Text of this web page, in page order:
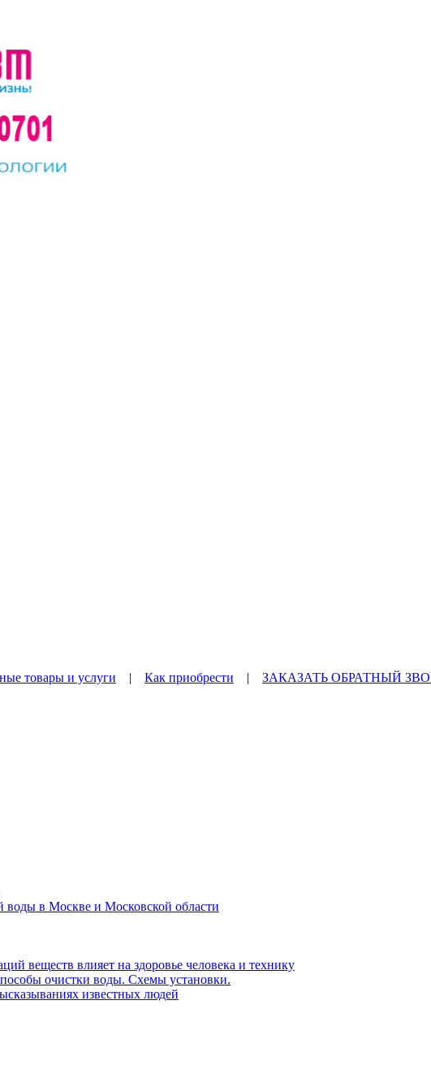
товары и услуги | Как приобрести | ЗАКАЗАТЬ ОБРАТНЫЙ
воды в Москве и Московской области
веществ влияет на здоровье человека и технику
очистки воды. Схемы установки.
известных людей